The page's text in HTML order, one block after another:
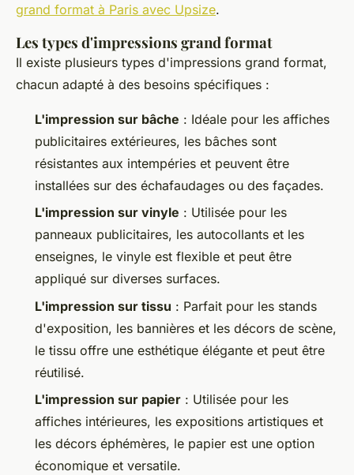
grand format à Paris avec Upsize.
Les types d'impressions grand format
Il existe plusieurs types d'impressions grand format,
chacun adapté à des besoins spécifiques :
L'impression sur bâche : Idéale pour les affiches
publicitaires extérieures, les bâches sont
résistantes aux intempéries et peuvent être
installées sur des échafaudages ou des façades.
L'impression sur vinyle : Utilisée pour les
panneaux publicitaires, les autocollants et les
enseignes, le vinyle est flexible et peut être
appliqué sur diverses surfaces.
L'impression sur tissu : Parfait pour les stands
d'exposition, les bannières et les décors de scène,
le tissu offre une esthétique élégante et peut être
réutilisé.
L'impression sur papier : Utilisée pour les
affiches intérieures, les expositions artistiques et
les décors éphémères, le papier est une option
économique et versatile.